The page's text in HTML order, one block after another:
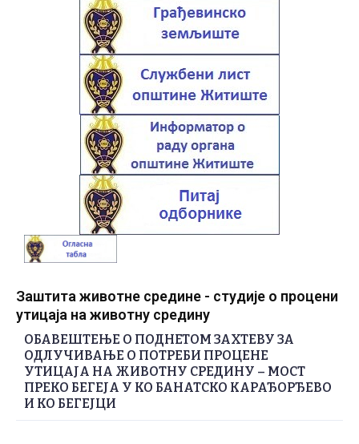
Заштита животне средине - студије о процени
утицаја на животну средину
ОБАВЕШТЕЊЕ О ПОДНЕТОМ ЗАХТЕВУ ЗА
ОДЛУЧИВАЊЕ О ПОТРЕБИ ПРОЦЕНЕ
УТИЦАЈА НА ЖИВОТНУ СРЕДИНУ – МОСТ
ПРЕКО БЕГЕЈА У КО БАНАТСКО КАРАЂОРЂЕВО
И КО БЕГЕЈЦИ